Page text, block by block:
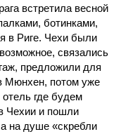
встретила весной
ботинками,
в Риге. Чехи были
связались
предложили для
Мюнхен, потом уже
где будем
Чехии и пошли
на душе «скребли